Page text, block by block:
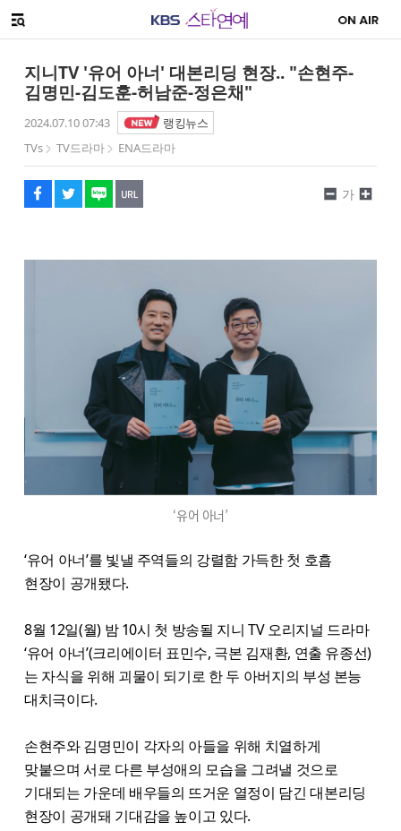
메뉴 열기
지니TV '유어 아너' 대본리딩 현장.. "손현주-
김명민-김도훈-허남준-정은채"
2024.07.10 07:43
랭킹뉴스
TVs
TV드라마 ENA드라마
페이스북
트위터
네이버
URL복사
글씨 작게보기
가
글씨 크게보기
‘유어 아너’
‘유어 아너’를 빛낼 주역들의 강렬함 가득한 첫 호흡
현장이 공개됐다.
8월 12일(월) 밤 10시 첫 방송될 지니 TV 오리지널 드라마
‘유어 아너’(크리에이터 표민수, 극본 김재환, 연출 유종선)
는 자식을 위해 괴물이 되기로 한 두 아버지의 부성 본능
대치극이다.
손현주와 김명민이 각자의 아들을 위해 치열하게
맞붙으며 서로 다른 부성애의 모습을 그려낼 것으로
기대되는 가운데 배우들의 뜨거운 열정이 담긴 대본리딩
현장이 공개돼 기대감을 높이고 있다.
해시태그